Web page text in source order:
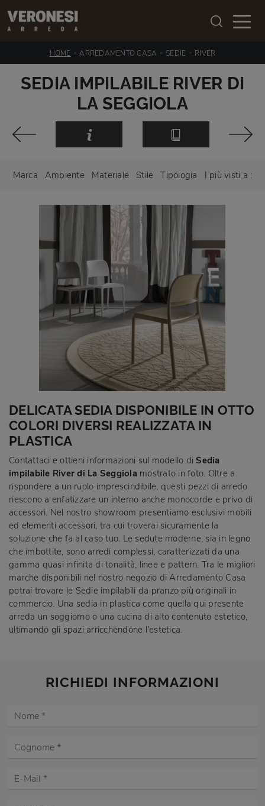
HOME -ARREDAMENTO CASA - SEDIE - RIVER
SEDIA IMPILABILE RIVER DI
LA SEGGIOLA
Marca Ambiente Materiale Stile Tipologia I più visti a :
DELICATA SEDIA DISPONIBILE IN OTTO
COLORI DIVERSI REALIZZATA IN
PLASTICA
Contattaci e ottieni informazioni sul modello di Sedia
impilabile River di La Seggiola mostrato in foto. Oltre a
rispondere a un ruolo imprescindibile, questi pezzi di arredo
riescono a enfatizzare un interno anche monocorde e privo di
accessori. Nel nostro showroom presentiamo esclusivi mobili
ed elementi accessori, tra cui troverai sicuramente la
soluzione che fa al caso tuo. Le sedute moderne, sia in legno
che imbottite, sono arredi complessi, caratterizzati da una
gamma quasi infinita di tonalità, linee e pattern. Tra le migliori
marche disponibili nel nostro negozio di Arredamento Casa
potrai trovare le Sedie impilabili da pranzo più originali in
commercio. Una sedia in plastica come quella qui presente
arreda un soggiorno o una cucina di alto contenuto estetico,
ultimando gli spazi arricchendone l'estetica.
RICHIEDI INFORMAZIONI